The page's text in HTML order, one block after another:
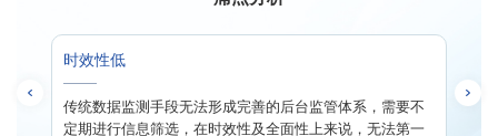
时效性低
传统数据监测手段无法形成完善的后台监管体系，需要不
定期进行信息筛选，在时效性及全面性上来说，无法第一
对